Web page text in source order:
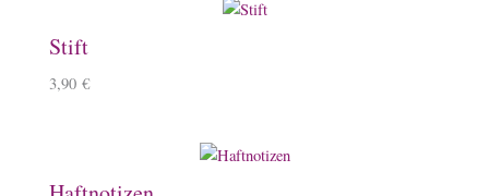
Stift
3,90 €